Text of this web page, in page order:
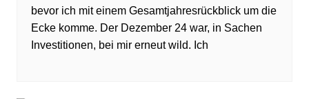
bevor ich mit einem Gesamtjahresrückblick um die
Ecke komme. Der Dezember 24 war, in Sachen
Investitionen, bei mir erneut wild. Ich